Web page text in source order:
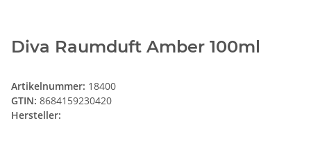
Diva Raumduft Amber 100ml
Artikelnummer: 18400
GTIN: 8684159230420
Hersteller: